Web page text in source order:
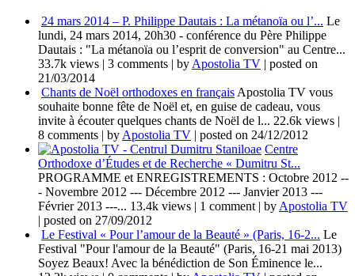
24 mars 2014 – P. Philippe Dautais : La métanoïa ou l’... Le
lundi, 24 mars 2014, 20h30 - conférence du Père Philippe
Dautais : "La métanoïa ou l’esprit de conversion" au Centre...
33.7k views | 3 comments | by Apostolia TV | posted on
21/03/2014
Chants de Noël orthodoxes en français Apostolia TV vous
souhaite bonne fête de Noël et, en guise de cadeau, vous
invite à écouter quelques chants de Noël de l... 22.6k views |
8 comments | by Apostolia TV | posted on 24/12/2012
Centre
Orthodoxe d’Études et de Recherche « Dumitru St...
PROGRAMME et ENREGISTREMENTS : Octobre 2012 --
- Novembre 2012 --- Décembre 2012 --- Janvier 2013 ---
Février 2013 ---... 13.4k views | 1 comment | by Apostolia TV
| posted on 27/09/2012
Le Festival « Pour l’amour de la Beauté » (Paris, 16-2... Le
Festival "Pour l'amour de la Beauté" (Paris, 16-21 mai 2013)
Soyez Beaux! Avec la bénédiction de Son Éminence le...